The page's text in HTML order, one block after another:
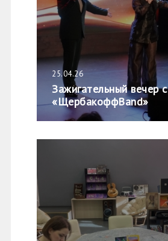
25.04.26
Зажигательный вечер с
«ЩербакоффBand»